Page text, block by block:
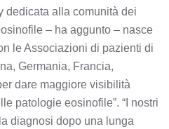
dedicata alla comunità dei
– ha aggunto – nasce
le Associazioni di pazienti di
Germania, Francia,
dare maggiore visibilità
patologie eosinofile”. “I nostri
diagnosi dopo una lunga